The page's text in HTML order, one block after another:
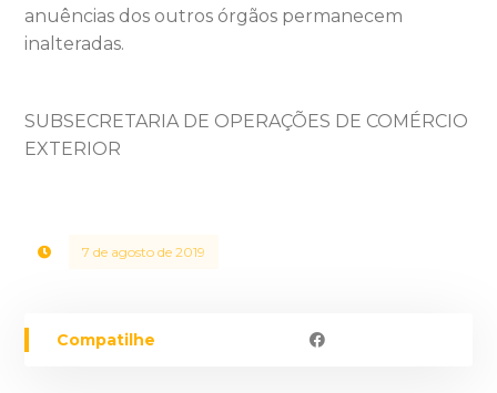
anuências dos outros órgãos permanecem
inalteradas.
SUBSECRETARIA DE OPERAÇÕES DE COMÉRCIO
EXTERIOR
7 de agosto de 2019